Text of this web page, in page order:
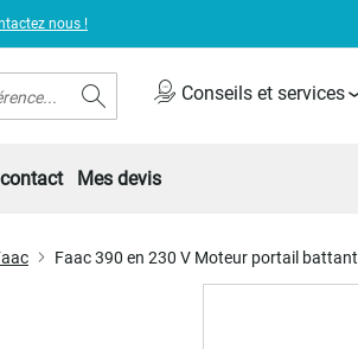
nous !
Conseils et services
Rechercher
Mes devis
Faac 390 en 230 V Moteur portail battant